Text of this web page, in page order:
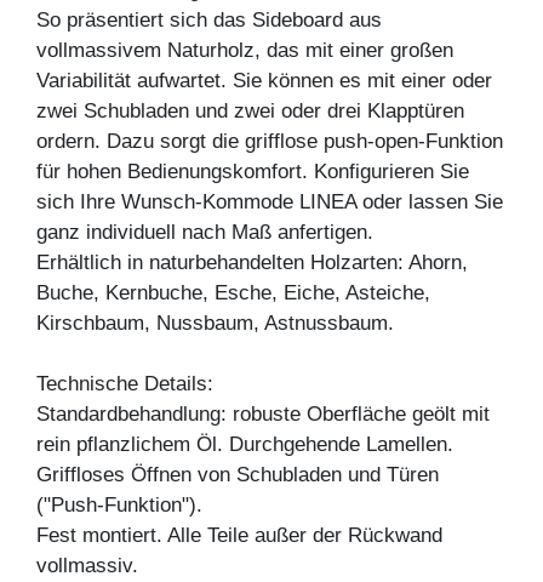
So präsentiert sich das Sideboard aus
vollmassivem Naturholz, das mit einer großen
Variabilität aufwartet. Sie können es mit einer oder
zwei Schubladen und zwei oder drei Klapptüren
ordern. Dazu sorgt die grifflose push-open-Funktion
für hohen Bedienungskomfort. Konfigurieren Sie
sich Ihre Wunsch-Kommode LINEA oder lassen Sie
ganz individuell nach Maß anfertigen.
Erhältlich in naturbehandelten Holzarten: Ahorn,
Buche, Kernbuche, Esche, Eiche, Asteiche,
Kirschbaum, Nussbaum, Astnussbaum.
Technische Details:
Standardbehandlung: robuste Oberfläche geölt mit
rein pflanzlichem Öl. Durchgehende Lamellen.
Griffloses Öffnen von Schubladen und Türen
("Push-Funktion").
Fest montiert. Alle Teile außer der Rückwand
vollmassiv.